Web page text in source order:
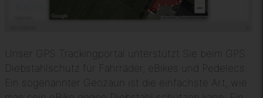
Unser GPS Trackingportal unterstützt Sie beim GPS
Diebstahlschutz für Fahrräder, eBikes und Pedelecs.
Ein sogenannter Geozaun ist die einfachste Art, wie